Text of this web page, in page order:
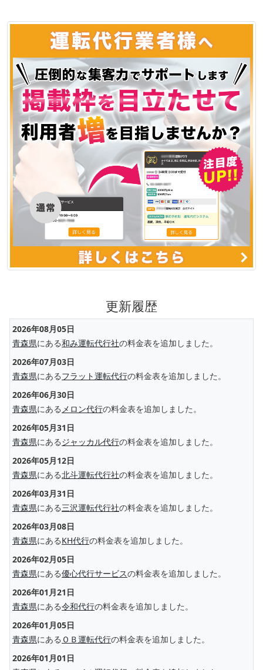
更新履歴
2026年08月05日
青森県にある和み運転代行社の料金表を追加しました。
2026年07月03日
青森県にあるフラット運転代行の料金表を追加しました。
2026年06月30日
青森県にある メロン代行の料金表を追加しました。
2026年05月31日
青森県にあるジャッカル代行の料金表を追加しました。
2026年05月12日
青森県にある北斗運転代行社の料金表を追加しました。
2026年03月31日
青森県にある三沢運転代行社の料金表を追加しました。
2026年03月08日
青森県にあるKH代行の料金表を追加しました。
2026年02月05日
青森県にある優心代行サービスの料金表を追加しました。
2026年01月21日
青森県にある令和代行の料金表を追加しました。
2026年01月05日
青森県にある ＯＢ運転代行の料金表を追加しました。
2026年01月01日